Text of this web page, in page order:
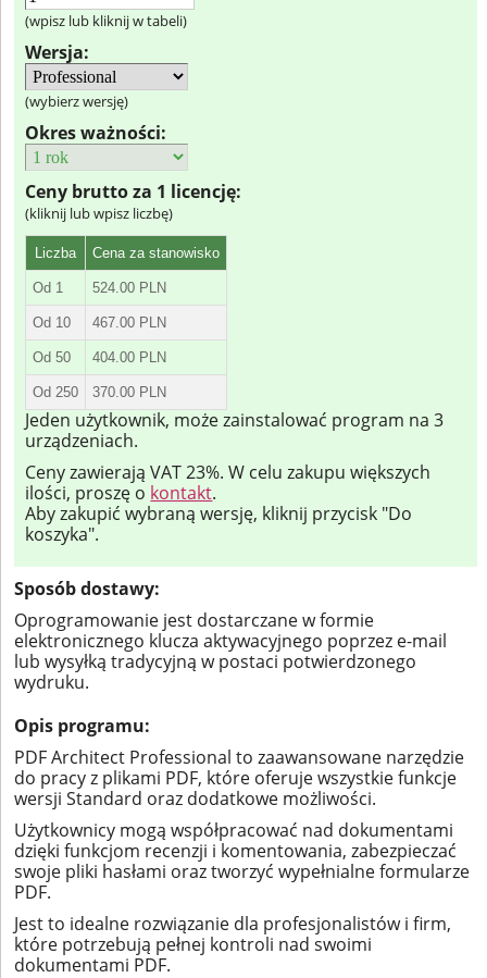
(wpisz lub kliknij w tabeli)
Wersja:
(wybierz wersję)
Okres ważności:
Ceny brutto za 1 licencję:
(kliknij lub wpisz liczbę)
Liczba Cena za stanowisko
Od 1 524.00 PLN
Od 10 467.00 PLN
Od 50 404.00 PLN
Od 250 370.00 PLN
Jeden użytkownik, może zainstalować program na 3
urządzeniach.
Ceny zawierają VAT 23%. W celu zakupu większych
ilości, proszę o kontakt.
Aby zakupić wybraną wersję, kliknij przycisk "Do
koszyka".
Sposób dostawy:
Oprogramowanie jest dostarczane w formie
elektronicznego klucza aktywacyjnego poprzez e-mail
lub wysyłką tradycyjną w postaci potwierdzonego
wydruku.
Opis programu:
PDF Architect Professional to zaawansowane narzędzie
do pracy z plikami PDF, które oferuje wszystkie funkcje
wersji Standard oraz dodatkowe możliwości.
Użytkownicy mogą współpracować nad dokumentami
dzięki funkcjom recenzji i komentowania, zabezpieczać
swoje pliki hasłami oraz tworzyć wypełnialne formularze
PDF.
Jest to idealne rozwiązanie dla profesjonalistów i firm,
które potrzebują pełnej kontroli nad swoimi
dokumentami PDF.